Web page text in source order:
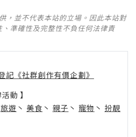
，並不代表本站的立場。因此本站對
準確性及完整性不負任何法律責
記《社群創作有價企劃》
動 】
旅遊 丶 美食 丶 親子 丶 寵物 丶 扮靚